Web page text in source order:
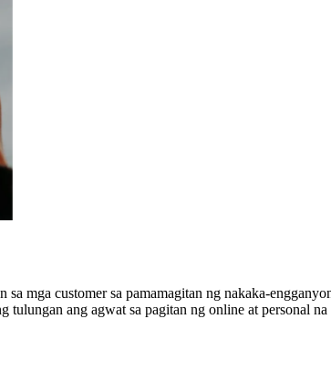
mga customer sa pamamagitan ng nakaka-
tulungan ang agwat sa pagitan ng online at personal